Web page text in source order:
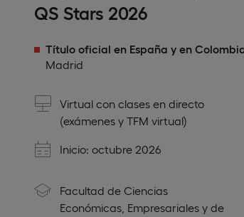
QS Stars 2026
Título oficial en España y en
Madrid
Virtual con clases en directo
(exámenes y TFM virtual)
Inicio: octubre 2026
Facultad de Ciencias
Económicas, Empresariales y de